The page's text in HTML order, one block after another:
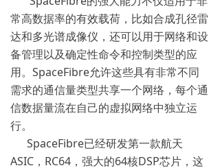
常高数据率的有效载荷，比如合成孔径雷
达和多光谱成像仪，还可以用于网络和设
备管理以及确定性命令和控制类型的应
用。SpaceFibre允许这些具有非常不同
需求的通信量类型共享一个网络，每个通
信数据量流在自己的虚拟网络中独立运
行。
SpaceFibre已经研发第一款航天
ASIC，RC64，强大的64核DSP芯片，这